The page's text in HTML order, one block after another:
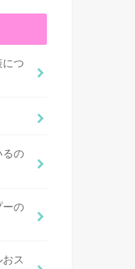
につ
るの
ーの
おス